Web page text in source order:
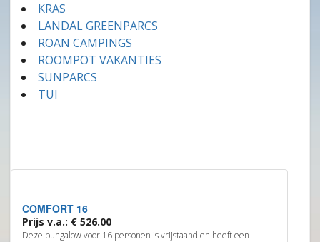
KRAS
LANDAL GREENPARCS
ROAN CAMPINGS
ROOMPOT VAKANTIES
SUNPARCS
TUI
COMFORT 16
Prijs v.a.: € 526.00
Deze bungalow voor 16 personen is vrijstaand en heeft een